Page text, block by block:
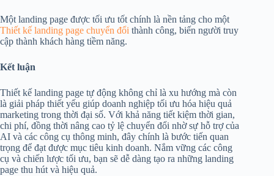
Một landing page được tối ưu tốt chính là nền tảng cho một
Thiết kế landing page chuyển đổi thành công, biến người truy
cập thành khách hàng tiềm năng.
Kết luận
Thiết kế landing page tự động không chỉ là xu hướng mà còn
là giải pháp thiết yếu giúp doanh nghiệp tối ưu hóa hiệu quả
marketing trong thời đại số. Với khả năng tiết kiệm thời gian,
chi phí, đồng thời nâng cao tỷ lệ chuyển đổi nhờ sự hỗ trợ của
AI và các công cụ thông minh, đây chính là bước tiến quan
trọng để đạt được mục tiêu kinh doanh. Nắm vững các công
cụ và chiến lược tối ưu, bạn sẽ dễ dàng tạo ra những landing
page thu hút và hiệu quả.